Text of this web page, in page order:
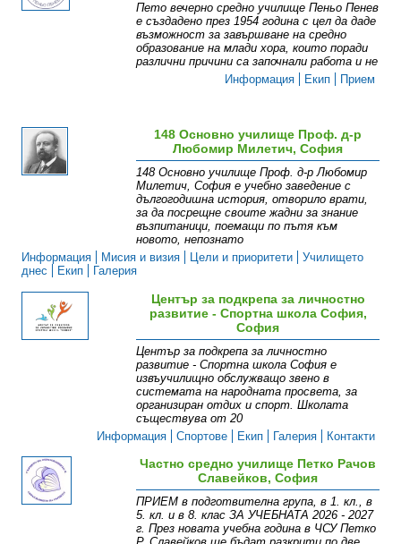
Пето вечерно средно училище Пеньо Пенев
е създадено през 1954 година с цел да даде
възможност за завършване на средно
образование на млади хора, които поради
различни причини са започнали работа и не
Информация
Екип Прием
148 Основно училище Проф. д-р
Любомир Милетич, София
148 Основно училище Проф. д-р Любомир
Милетич, София е учебно заведение с
дългогодишна история, отворило врати,
за да посрещне своите жадни за знание
възпитаници, поемащи по пътя към
новото, непознато
Информация
Мисия и визия Цели и приоритети
Училището
днес
Екип Галерия
Център за подкрепа за личностно
развитие - Спортна школа София,
София
Център за подкрепа за личностно
развитие - Спортна школа София е
извъучилищно обслужващо звено в
системата на народната просвета, за
организиран отдих и спорт. Школата
съществува от 20
Информация
Спортове Екип Галерия Контакти
Частно средно училище Петко Рачов
Славейков, София
ПРИЕМ в подготвителна група, в 1. кл., в
5. кл. и в 8. клас ЗА УЧЕБНАТА 2026 - 2027
г. През новата учебна година в ЧСУ Петко